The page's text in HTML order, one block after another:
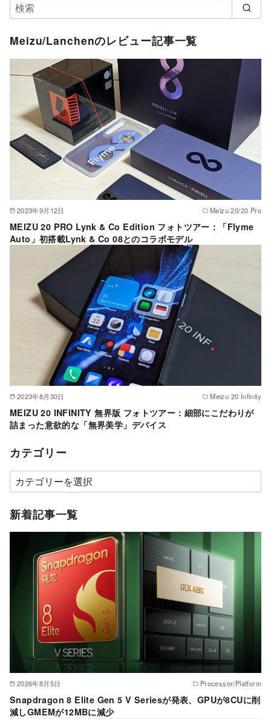
Meizu/Lanchenのレビュー記事一覧
2023年9月12日 Meizu 20/20 Pro
MEIZU 20 PRO Lynk & Co Edition フォトツアー：「Flyme
Auto」初搭載Lynk & Co 08とのコラボモデル
2023年8月30日 Meizu 20 Infinity
MEIZU 20 INFINITY 無界版 フォトツアー：細部にこだわりが
詰まった意欲的な「無界美学」デバイス
カテゴリー
カ
テ
ゴ
新着記事一覧
2026年8月5日 Processor/Platform
Snapdragon 8 Elite Gen 5 V Seriesが発表、GPUが8CUに削
減しGMEMが12MBに減少